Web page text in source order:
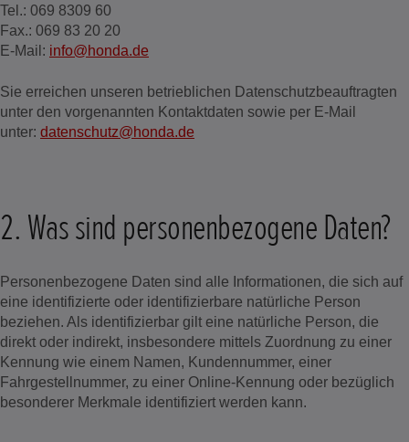
Tel.: 069 8309 60
Fax.: 069 83 20 20
E-Mail: info@honda.de
Sie erreichen unseren betrieblichen Datenschutzbeauftragten
unter den vorgenannten Kontaktdaten sowie per E-Mail
unter: datenschutz@honda.de
2. Was sind personenbezogene Daten?
Personenbezogene Daten sind alle Informationen, die sich auf
eine identifizierte oder identifizierbare natürliche Person
beziehen. Als identifizierbar gilt eine natürliche Person, die
direkt oder indirekt, insbesondere mittels Zuordnung zu einer
Kennung wie einem Namen, Kundennummer, einer
Fahrgestellnummer, zu einer Online-Kennung oder bezüglich
besonderer Merkmale identifiziert werden kann.